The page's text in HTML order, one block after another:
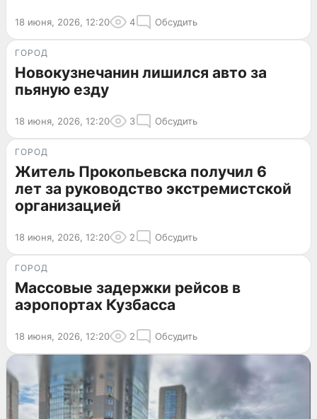
18 июня, 2026, 12:20 4 Обсудить
ГОРОД
Новокузнечанин лишился авто за
пьяную езду
18 июня, 2026, 12:20 3 Обсудить
ГОРОД
Житель Прокопьевска получил 6
лет за руководство экстремистской
организацией
18 июня, 2026, 12:20 2 Обсудить
ГОРОД
Массовые задержки рейсов в
аэропортах Кузбасса
18 июня, 2026, 12:20 2 Обсудить